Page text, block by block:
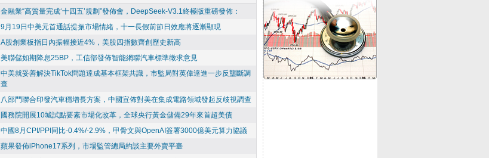
金融業“高質量完成‘十四五’規劃”發佈會，DeepSeek-V3.1終極版重磅發佈：
9月19日中美元首通話提振市場情緒，十一長假前節日效應將逐漸顯現
A股創業板指日內振幅接近4%，美股四指數齊創歷史新高
美聯儲如期降息25BP，工信部發佈智能網聯汽車標準徵求意見
中美就妥善解決TikTok問題達成基本框架共識，市監局對英偉達進一步反壟斷調
查
八部門聯合印發汽車穩增長方案，中國宣佈對美在集成電路領域發起反歧視調查
國務院開展10城試點要素市場化改革，全球央行黃金儲備29年來首超美債
中國8月CPI/PPI同比-0.4%/-2.9%，甲骨文與OpenAI簽署3000億美元算力協議
蘋果發佈iPhone17系列，市場監管總局約談主要外賣平臺